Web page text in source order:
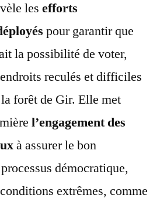
les efforts
pour garantir que
la possibilité de voter,
reculés et difficiles
forêt de Gir. Elle met
l’engagement des
à assurer le bon
démocratique,
extrêmes, comme